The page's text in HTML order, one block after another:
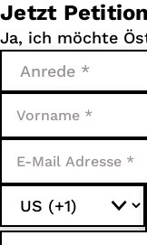
Jetzt
Ja, ich möchte